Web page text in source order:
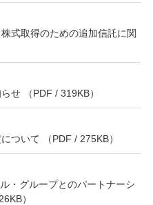
式取得のための追加信託に関
せ （PDF / 319KB）
ついて （PDF / 275KB）
・グループとのパートナーシ
）